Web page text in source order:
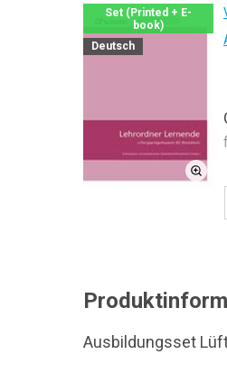
Set (Printed + E-
book)
Deutsch
Ausbildungsset